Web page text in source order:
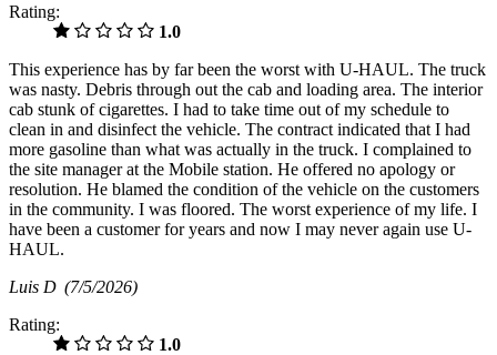
Rating:
1.0
This experience has by far been the worst with U-HAUL. The truck
was nasty. Debris through out the cab and loading area. The interior
cab stunk of cigarettes. I had to take time out of my schedule to
clean in and disinfect the vehicle. The contract indicated that I had
more gasoline than what was actually in the truck. I complained to
the site manager at the Mobile station. He offered no apology or
resolution. He blamed the condition of the vehicle on the customers
in the community. I was floored. The worst experience of my life. I
have been a customer for years and now I may never again use U-
HAUL.
Luis D (7/5/2026)
Rating:
1.0